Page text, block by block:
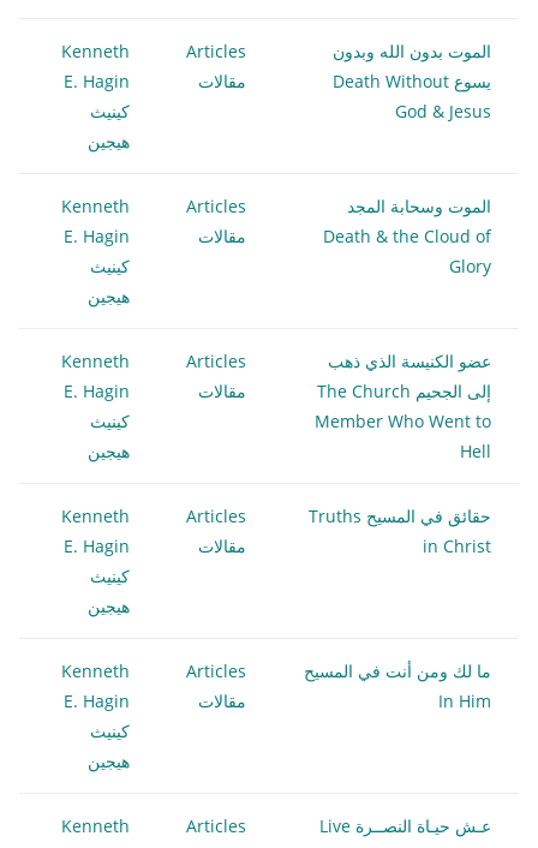
الموت بدون الله وبدون
يسوع Death Without
God & Jesus
Articles
مقالات
Kenneth
E. Hagin
كينيث
هيجين
الموت وسحابة المجد
Death & the Cloud of
Glory
Articles
مقالات
Kenneth
E. Hagin
كينيث
هيجين
عضو الكنيسة الذي ذهب
إلى الجحيم The Church
Member Who Went to
Hell
Articles
مقالات
Kenneth
E. Hagin
كينيث
هيجين
حقائق في المسيح Truths
in Christ
Articles
مقالات
Kenneth
E. Hagin
كينيث
هيجين
ما لك ومن أنت في المسيح
In Him
Articles
مقالات
Kenneth
E. Hagin
كينيث
هيجين
عـش حيـاة النصــرة Live
Articles
Kenneth